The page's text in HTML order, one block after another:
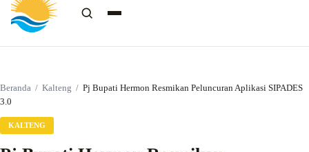
Beranda / Kalteng / Pj Bupati Hermon Resmikan Peluncuran Aplikasi SIPADES
3.0
KALTENG